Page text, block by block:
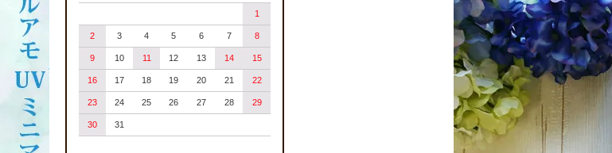
1
2 3 4 5 6 7 8
9 10 11 12 13 14 15
16 17 18 19 20 21 22
23 24 25 26 27 28 29
30 31